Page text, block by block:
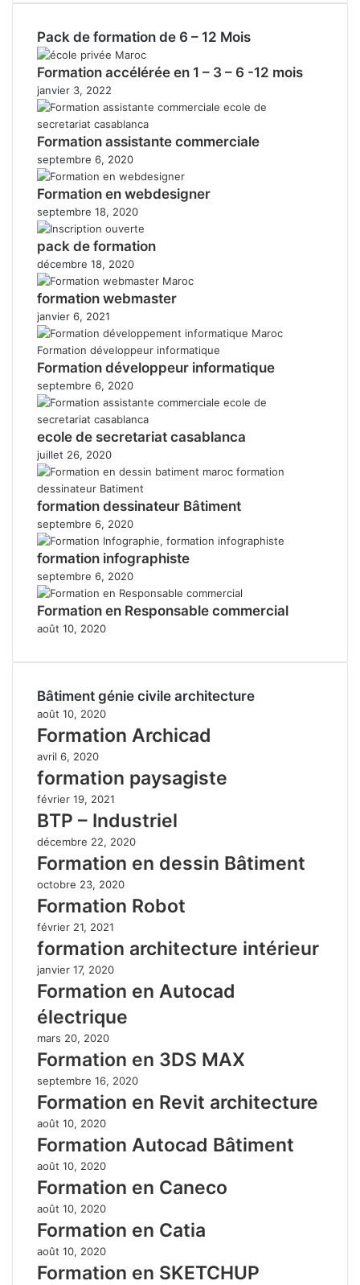
Pack de formation de 6 – 12 Mois
Formation accélérée en 1 – 3 – 6 -12 mois
janvier 3, 2022
Formation assistante commerciale
septembre 6, 2020
Formation en webdesigner
septembre 18, 2020
pack de formation
décembre 18, 2020
formation webmaster
janvier 6, 2021
Formation développeur informatique
septembre 6, 2020
ecole de secretariat casablanca
juillet 26, 2020
formation dessinateur Bâtiment
septembre 6, 2020
formation infographiste
septembre 6, 2020
Formation en Responsable commercial
août 10, 2020
Bâtiment génie civile architecture
août 10, 2020
Formation Archicad
avril 6, 2020
formation paysagiste
février 19, 2021
BTP – Industriel
décembre 22, 2020
Formation en dessin Bâtiment
octobre 23, 2020
Formation Robot
février 21, 2021
formation architecture intérieur
janvier 17, 2020
Formation en Autocad
électrique
mars 20, 2020
Formation en 3DS MAX
septembre 16, 2020
Formation en Revit architecture
août 10, 2020
Formation Autocad Bâtiment
août 10, 2020
Formation en Caneco
août 10, 2020
Formation en Catia
août 10, 2020
Formation en SKETCHUP